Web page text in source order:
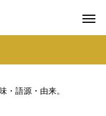
・語源・由来。